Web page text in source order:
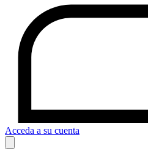
Acceda a su cuenta